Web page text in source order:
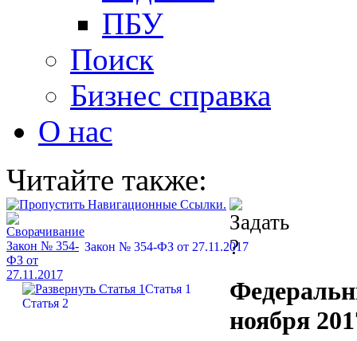
ПБУ
Поиск
Бизнес справка
О нас
Читайте также:
Закон № 354-ФЗ от 27.11.2017
Статья 1
Статья 2
ноября